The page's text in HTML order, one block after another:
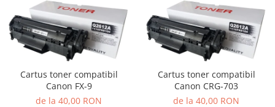
Cartus toner compatibil
Canon FX-9
de la 40,00 RON
Cartus toner compatibil
Canon CRG-703
de la 40,00 RON